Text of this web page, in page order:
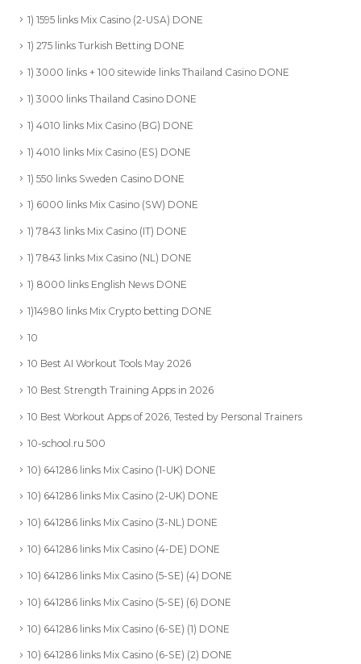
1) 1595 links Mix Casino (2-USA) DONE
1) 275 links Turkish Betting DONE
1) 3000 links + 100 sitewide links Thailand Casino DONE
1) 3000 links Thailand Casino DONE
1) 4010 links Mix Casino (BG) DONE
1) 4010 links Mix Casino (ES) DONE
1) 550 links Sweden Casino DONE
1) 6000 links Mix Casino (SW) DONE
1) 7843 links Mix Casino (IT) DONE
1) 7843 links Mix Casino (NL) DONE
1) 8000 links English News DONE
1)14980 links Mix Crypto betting DONE
10
10 Best AI Workout Tools May 2026
10 Best Strength Training Apps in 2026
10 Best Workout Apps of 2026, Tested by Personal Trainers
10-school.ru 500
10) 641286 links Mix Casino (1-UK) DONE
10) 641286 links Mix Casino (2-UK) DONE
10) 641286 links Mix Casino (3-NL) DONE
10) 641286 links Mix Casino (4-DE) DONE
10) 641286 links Mix Casino (5-SE) (4) DONE
10) 641286 links Mix Casino (5-SE) (6) DONE
10) 641286 links Mix Casino (6-SE) (1) DONE
10) 641286 links Mix Casino (6-SE) (2) DONE